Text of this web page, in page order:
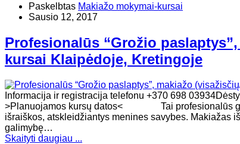
Paskelbtas Makiažo mokymai-kursai
Sausio 12, 2017
Profesionalūs “Grožio
kursai Klaipėdoje, Kretingoje
Informacija ir registracija telefonu +370 698
>Planuojamos kursų datos< Tai profesionalūs
išraiškos, atskleidžiantys menines savybes. Makiažas
galimybę…
Skaityti daugiau ...